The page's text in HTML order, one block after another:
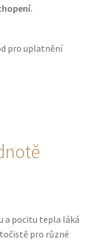
pro uplatnění
a pocitu tepla láká
pro různé